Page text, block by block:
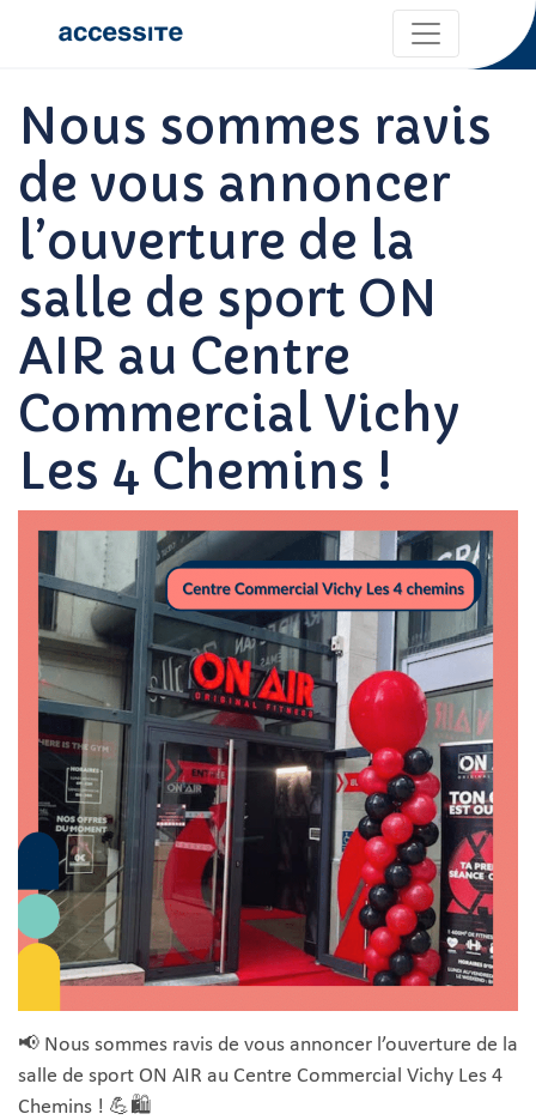
Nous sommes ravis
de vous annoncer
l’ouverture de la
salle de sport ON
AIR au Centre
Commercial Vichy
Les 4 Chemins !
📢 Nous sommes ravis de vous annoncer l’ouverture de la
salle de sport ON AIR au Centre Commercial Vichy Les 4
Chemins ! 💪🛍️